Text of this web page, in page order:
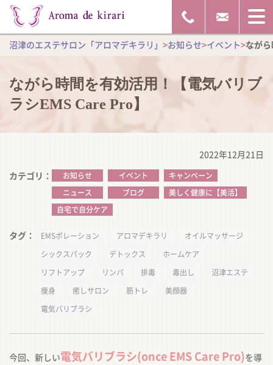
沼津のエステサロン「アロマデキラリ」 >お知らせ>イベント>なが
ながら時間を有効活用！【電気バリブ
ラシEMS Care Pro】
2022年12月21日
カテゴリ
お知らせ イベント
キャンペーン
ニュース
ブログ
美しく健康に【美活】
自宅で自分ケア
タグ EMSポレーション アロマデキラリ
オイルマッサージ
シックスパック
デトックス
ホームケア
リフトアップ
リンパ 排毒 毒出し
沼津エステ
痩身
癒しサロン 筋トレ
美顔器
電気バリブラシ
今回、新しい電気バリブラシ(once EMS Care Pro)を導